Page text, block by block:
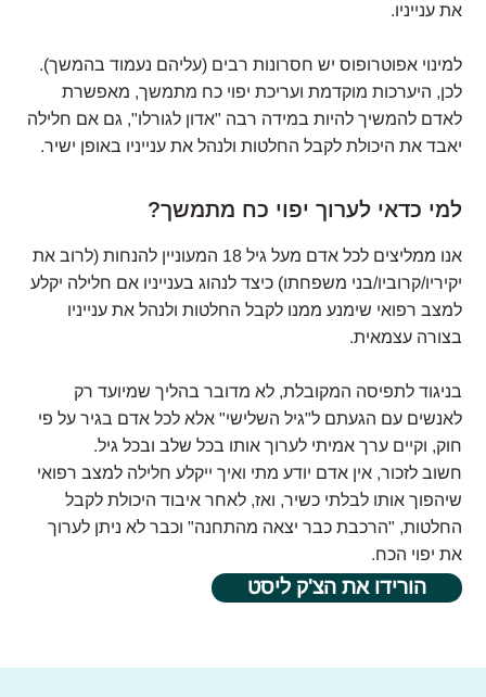
את ענייניו.
למינוי אפוטרופוס יש חסרונות רבים (עליהם נעמוד בהמשך).
לכן, היערכות מוקדמת ועריכת יפוי כח מתמשך, מאפשרת
לאדם להמשיך להיות במידה רבה "אדון לגורלו", גם אם חלילה
יאבד את היכולת לקבל החלטות ולנהל את ענייניו באופן ישיר.
למי כדאי לערוך יפוי כח מתמשך?
אנו ממליצים לכל אדם מעל גיל 18 המעוניין להנחות (לרוב את
יקיריו/קרוביו/בני משפחתו) כיצד לנהוג בענייניו אם חלילה יקלע
למצב רפואי שימנע ממנו לקבל החלטות ולנהל את ענייניו
בצורה עצמאית.
בניגוד לתפיסה המקובלת, לא מדובר בהליך שמיועד רק
לאנשים עם הגעתם ל"גיל השלישי" אלא לכל אדם בגיר על פי
חוק, וקיים ערך אמיתי לערוך אותו בכל שלב ובכל גיל.
חשוב לזכור, אין אדם יודע מתי ואיך ייקלע חלילה למצב רפואי
שיהפוך אותו לבלתי כשיר, ואז, לאחר איבוד היכולת לקבל
החלטות, "הרכבת כבר יצאה מהתחנה" וכבר לא ניתן לערוך
את יפוי הכח.
הורידו את הצ'ק ליסט